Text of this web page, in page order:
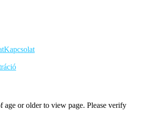
Kapcsolat
age or older to view page. Please verify